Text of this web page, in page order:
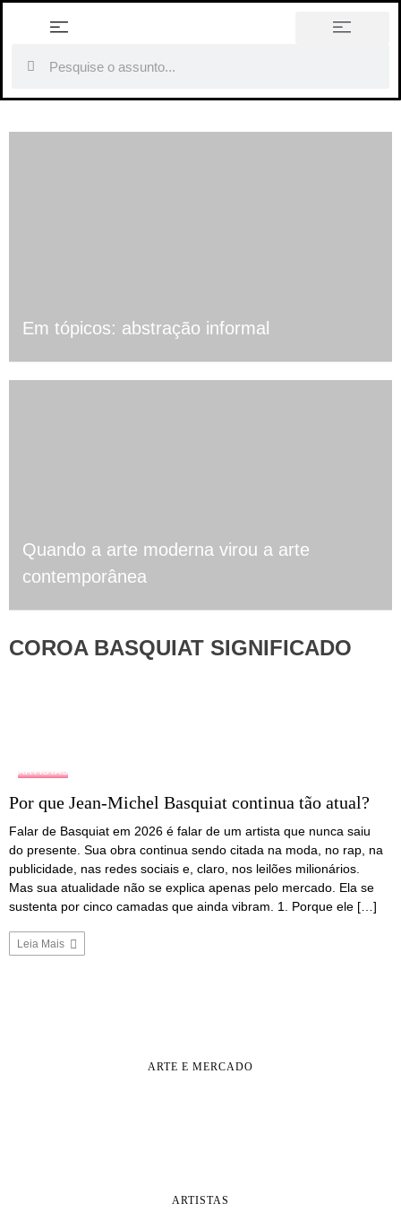
Em tópicos: abstração informal
Quando a arte moderna virou a arte
contemporânea
COROA BASQUIAT SIGNIFICADO
ARTISTAS
Por que Jean-Michel Basquiat continua tão atual?
Falar de Basquiat em 2026 é falar de um artista que nunca saiu
do presente. Sua obra continua sendo citada na moda, no rap, na
publicidade, nas redes sociais e, claro, nos leilões milionários.
Mas sua atualidade não se explica apenas pelo mercado. Ela se
sustenta por cinco camadas que ainda vibram. 1. Porque ele […]
Leia Mais
ARTE E MERCADO
ARTISTAS